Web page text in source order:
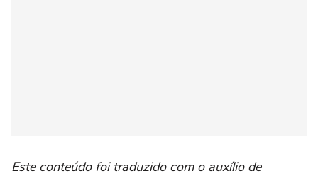
Este conteúdo foi traduzido com o auxílio de